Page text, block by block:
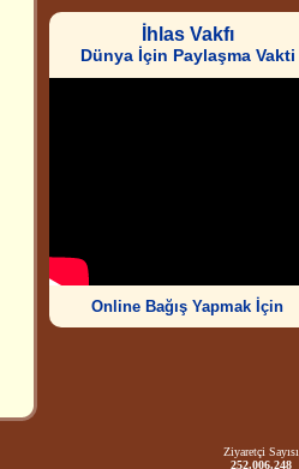
İhlas Vakfı
Dünya İçin Paylaşma Vakti
Online Bağış Yapmak İçin
Ziyaretçi Sayısı
252.006.248